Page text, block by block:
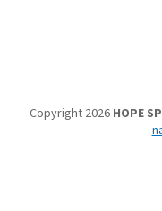
Copyright 2026 HOPE